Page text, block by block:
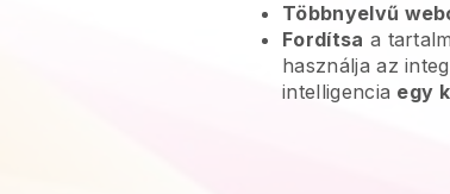
Többnyelvű
Fordítsa a
használja az
intelligencia egy